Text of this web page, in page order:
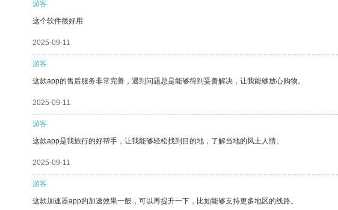
游客
这个软件很好用
2025-09-11
游客
这款app的售后服务非常完善，遇到问题总是能够得到妥善解决，让我能够放心购物。
2025-09-11
游客
这款app是我旅行的好帮手，让我能够轻松找到目的地，了解当地的风土人情。
2025-09-11
游客
这款加速器app的加速效果一般，可以再提升一下，比如能够支持更多地区的线路。